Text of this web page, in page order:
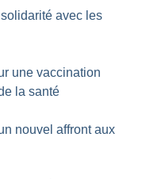
avec les
une vaccination
la santé
nouvel affront aux